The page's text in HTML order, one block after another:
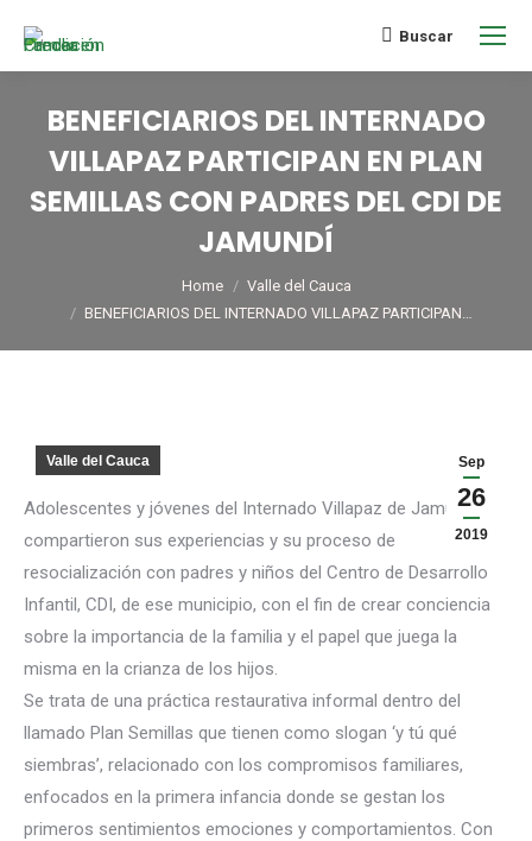
Buscar
BENEFICIARIOS DEL INTERNADO
VILLAPAZ PARTICIPAN EN PLAN
SEMILLAS CON PADRES DEL CDI DE
JAMUNDÍ
Home
Valle del Cauca
BENEFICIARIOS DEL INTERNADO VILLAPAZ PARTICIPAN…
Sep
26
2019
Valle del Cauca
Adolescentes y jóvenes del Internado Villapaz de Jamundí,
compartieron sus experiencias y su proceso de
resocialización con padres y niños del Centro de Desarrollo
Infantil, CDI, de ese municipio, con el fin de crear conciencia
sobre la importancia de la familia y el papel que juega la
misma en la crianza de los hijos.
Se trata de una práctica restaurativa informal dentro del
llamado Plan Semillas que tienen como slogan ‘y tú qué
siembras’, relacionado con los compromisos familiares,
enfocados en la primera infancia donde se gestan los
primeros sentimientos emociones y comportamientos. Con